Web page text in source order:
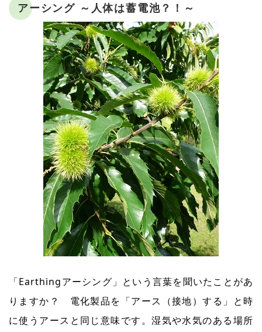
アーシング ～人体は蓄電池？！～
「Earthingアーシング」という言葉を聞いたことがあ
りますか？ 電化製品を「アース（接地）する」と時
に使うアースと同じ意味です。湿気や水気のある場所